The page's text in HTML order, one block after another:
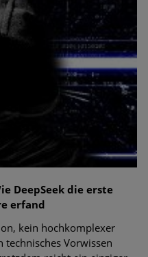
DeepSeek die erste
erfand
kein hochkomplexer
technisches Vorwissen